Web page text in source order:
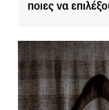
ποιες να